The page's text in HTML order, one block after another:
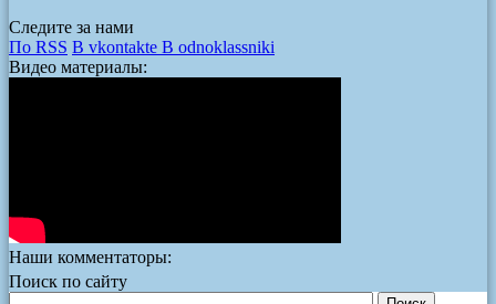
Следите за нами
По RSS В vkontakte В odnoklassniki
Видео материалы:
Наши комментаторы:
Поиск по сайту